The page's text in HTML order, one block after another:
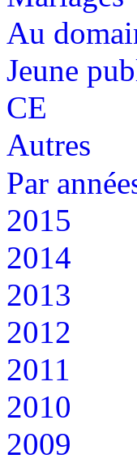
Au
Jeune
CE
Autres
Par
2015
2014
2013
2012
2011
2010
2009